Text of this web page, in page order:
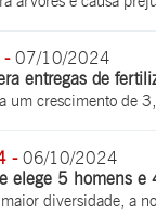
- 07/10/2024
entregas de
um crescimento de
- 06/10/2024
elege 5 homens
diversidade, a